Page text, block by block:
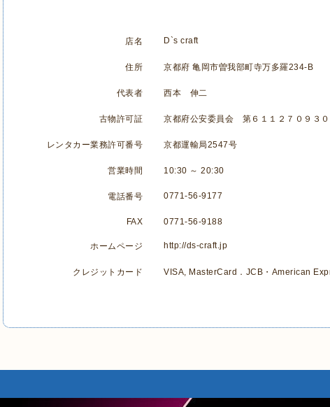
店名 D`s craft
住所 京都府 亀岡市曽我部町寺万多羅234-B
代表者 西本 伸二
古物許可証 京都府公安委員会 第６１１２７０９３
レンタカー業務許可番号 京都運輸局2547号
営業時間 10:30 ～ 20:30
電話番号 0771-56-9177
FAX 0771-56-9188
ホームページ http://ds-craft.jp
クレジットカード VISA, MasterCard．JCB・American